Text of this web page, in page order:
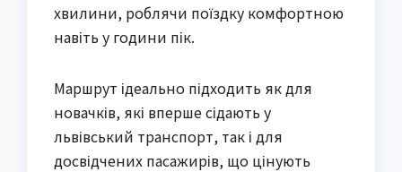
хвилини, роблячи поїздку комфортною
навіть у години пік.
Маршрут ідеально підходить як для
новачків, які вперше сідають у
львівський транспорт, так і для
досвідчених пасажирів, що цінують